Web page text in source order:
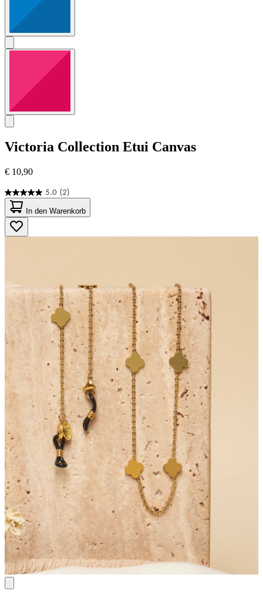
Victoria Collection Etui Canvas
€ 10,90
5.0 (2)
5.0
von
5
Sternen.
2
In den Warenkorb